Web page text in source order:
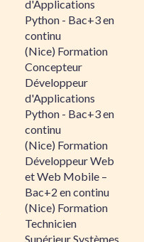
d'Applications
Python - Bac+3 en
continu
(Nice) Formation
Concepteur
Développeur
d'Applications
Python - Bac+3 en
continu
(Nice) Formation
Développeur Web
et Web Mobile –
Bac+2 en continu
(Nice) Formation
Technicien
Supérieur Systèmes